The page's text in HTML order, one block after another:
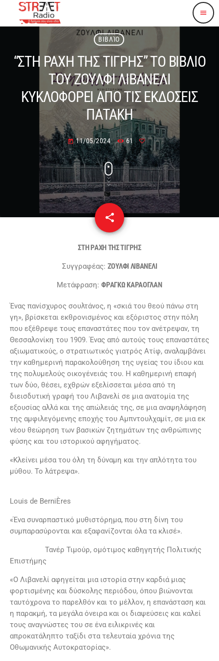
menu
ΒΙΒΛΊΟ
“ΣΤΗ ΡΑΧΗ ΤΗΣ ΤΙΓΡΗΣ” ΤΟ ΒΙΒΛΙΟ
ΤΟΥ ΖΟΥΛΦΙ ΛΙΒΑΝΕΛΙ
ΚΥΚΛΟΦΟΡΕΙ ΑΠΟ ΤΙΣ ΕΚΔΟΣΕΙΣ
ΠΑΤΑΚΗ
today 11/05/2024 61
share
email
ΣΤΗ ΡΑΧΗ ΤΗΣ ΤΙΓΡΗΣ
Συγγραφέας: ΖΟΥΛΦΙ ΛΙΒΑΝΕΛΙ
Μετάφραση:ΦΡΑΓΚΩ ΚΑΡΑΟΓΛΑΝ
Ένας πανίσχυρος σουλτάνος, η «σκιά του θεού πάνω στη
γη», βρίσκεται εκθρονισµένος και εξόριστος στην πόλη
που εξέθρεψε τους επαναστάτες που τον ανέτρεψαν, τη
Θεσσαλονίκη του 1909. Ένας από αυτούς τους επαναστάτες
αξιωµατικούς, ο στρατιωτικός γιατρός Ατίφ, αναλαµβάνει
την καθηµερινή παρακολούθηση της υγείας του ίδιου και
της πολυµελούς οικογένειάς του. Η καθηµερινή επαφή
των δύο, θέσει, εχθρών εξελίσσεται µέσα από τη
διεισδυτική γραφή του Λιβανελί σε µια ανατοµία της
εξουσίας αλλά και της απώλειάς της, σε µια αναψηλάφηση
της αµφιλεγόµενης εποχής του Αµπντουλχαµίτ, σε µια εκ
νέου θεώρηση των βασικών ζητηµάτων της ανθρώπινης
φύσης και του ιστορικού αφηγήµατος.
«Κλείνει µέσα του όλη τη δύναµη και την απλότητα του
µύθου. Το λάτρεψα».
Louis de BerniÈres
«Ένα συναρπαστικό µυθιστόρηµα, που στη δίνη του
συµπαρασύρονται και εξαφανίζονται όλα τα κλισέ».
Τανέρ Τιμούρ, οµότιµος καθηγητής Πολιτικής
Επιστήµης
«Ο Λιβανελί αφηγείται µια ιστορία στην καρδιά µιας
φορτισµένης και δύσκολης περιόδου, όπου βιώνονται
ταυτόχρονα το παρελθόν και το µέλλον, η επανάσταση και
η παρακµή, τα µεγάλα όνειρα και οι διαψεύσεις και καλεί
τους αναγνώστες του σε ένα ειλικρινές και
απροκατάληπτο ταξίδι στα τελευταία χρόνια της
Οθωµανικής Αυτοκρατορίας».